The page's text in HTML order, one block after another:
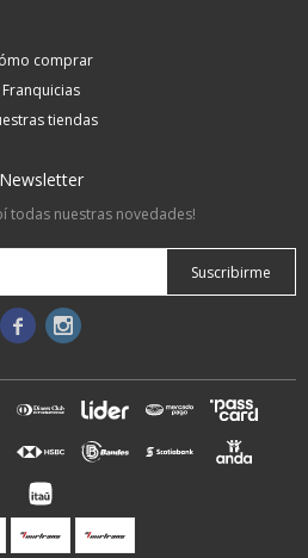
comprar
Franquicias
tiendas
Newsletter
todas nuestras novedades!
Suscribirme
 